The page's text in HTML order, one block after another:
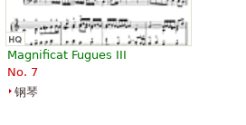
Magnificat Fugues III
No. 7
钢琴